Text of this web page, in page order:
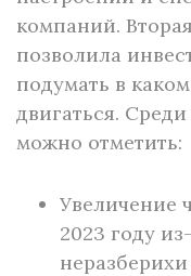
компаний.
позволила
подумать в
двигаться.
можно отметить:
Увеличение
2023 году